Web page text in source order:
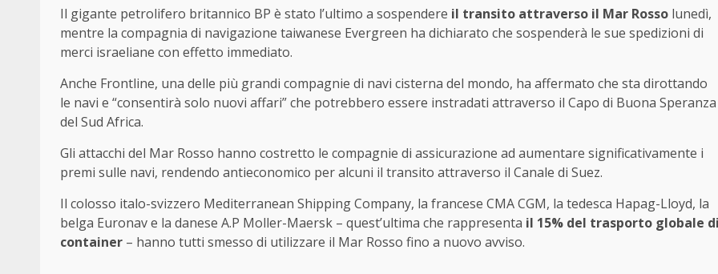
Il gigante petrolifero britannico BP è stato l’ultimo a sospendere il transito attraverso il Mar Rosso lunedì,
mentre la compagnia di navigazione taiwanese Evergreen ha dichiarato che sospenderà le sue spedizioni di
merci israeliane con effetto immediato.
Anche Frontline, una delle più grandi compagnie di navi cisterna del mondo, ha affermato che sta dirottando
le navi e “consentirà solo nuovi affari” che potrebbero essere instradati attraverso il Capo di Buona Speranza
del Sud Africa.
Gli attacchi del Mar Rosso hanno costretto le compagnie di assicurazione ad aumentare significativamente i
premi sulle navi, rendendo antieconomico per alcuni il transito attraverso il Canale di Suez.
Il colosso italo-svizzero Mediterranean Shipping Company, la francese CMA CGM, la tedesca Hapag-Lloyd, la
belga Euronav e la danese A.P Moller-Maersk – quest’ultima che rappresenta il 15% del trasporto globale
container – hanno tutti smesso di utilizzare il Mar Rosso fino a nuovo avviso.